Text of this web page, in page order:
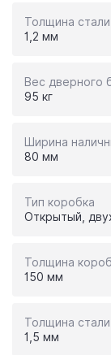
Толщина
1,2 мм
Вес дверного
95 кг
Ширина
80 мм
Тип коробка
Открытый,
Толщина
150 мм
Толщина
1,5 мм